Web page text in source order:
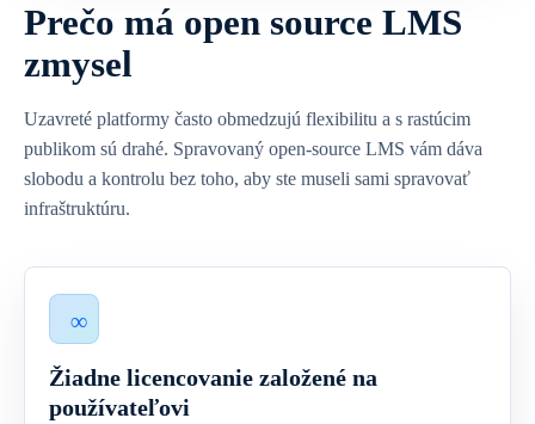
Prečo má open source LMS
zmysel
Uzavreté platformy často obmedzujú flexibilitu a s rastúcim
publikom sú drahé. Spravovaný open-source LMS vám dáva
slobodu a kontrolu bez toho, aby ste museli sami spravovať
infraštruktúru.
Žiadne licencovanie založené na
používateľovi